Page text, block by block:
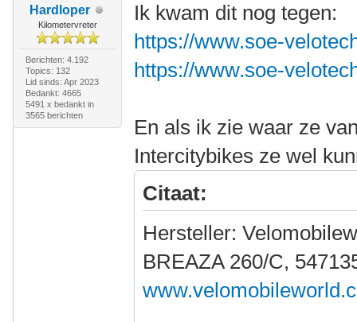
Hardloper
Kilometervreter
Berichten: 4.192
Topics: 132
Lid sinds: Apr 2023
Bedankt: 4665
5491 x bedankt in
3565 berichten
Ik kwam dit nog tegen:
https://www.soe-
https://www.soe-
En als ik zie waar ze
Intercitybikes ze wel
Citaat:
Hersteller:
BREAZA 260/C,